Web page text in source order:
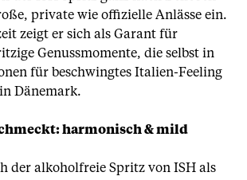
private wie offizielle Anlässe ein.
zeigt er sich als Garant für
Genussmomente, die selbst in
für beschwingtes Italien-Feeling
Dänemark.
harmonisch & mild
der alkoholfreie Spritz von ISH als